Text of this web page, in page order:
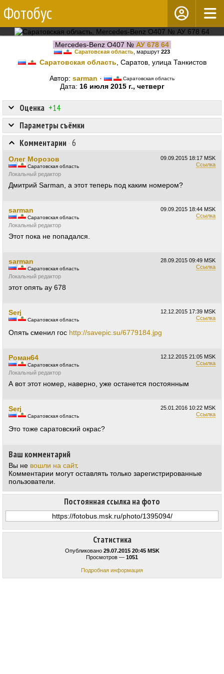
Фотобус
Mercedes-Benz O407 № АУ 678 64
Саратовская область , маршрут 223
Саратовская область , Саратов, улица Танкистов
Автор: sarman · Саратовская область
Дата: 16 июля 2015 г., четверг
Статистика
Опубликовано 29.07.2015 20:45 MSK
Просмотров — 1051
Подробная информация
Оценка +14
Постоянная ссылка на фото
Параметры съёмки
Комментарии · 6
09.09.2015 18:17 MSK
Ссылка
Олег Морозов
Саратовская область
Локальный редактор
Дмитрий Sarman, а этот теперь под каким номером?
09.09.2015 18:44 MSK
Ссылка
sarman
Саратовская область
Локальный редактор
Этот пока не попадался.
28.09.2015 09:49 MSK
Ссылка
sarman
Саратовская область
Локальный редактор
этот опять ау 678
12.12.2015 17:39 MSK
Ссылка
Serj
Саратовская область
Опять сменил гос http://savepic.su/6779184.jpg
12.12.2015 21:05 MSK
Ссылка
Роман64
Саратовская область
Локальный редактор
А вот этот номер, наверно, уже останется постоянным
25.01.2016 10:22 MSK
Ссылка
Serj
Саратовская область
Это тоже саратовский окрас?
Ваш комментарий
Вы не вошли на сайт.
Комментарии могут оставлять только зарегистрированные
пользователи.